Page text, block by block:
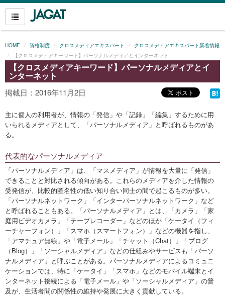
HOME 資格制度 クロスメディアエキスパート
クロスメディアエキスパート新着情報
【クロスメディアキーワード】パーソナルメディアとインターネット
【クロスメディアキーワード】パーソナルメディアとイ
ンターネット
掲載日：2016年11月2日
主に個人の利用者が、情報の「発信」や「記録」「編集」するために用
いられるメディアとして、「パーソナルメディア」と呼ばれるものがあ
る。
代表的なパーソナルメディア
「パーソナルメディア」は、「マスメディア」が情報を大量に「発信」
できることと対比される傾向がある。これらのメディアを介した情報の
受発信が、比較的匿名性の低い知り合い同士の間で起こるものが多い。
「パーソナルネットワーク」「インターパーソナルネットワーク」など
と呼ばれることもある。「パーソナルメディア」とは、「カメラ」「家
庭用ビデオカメラ」「テープレコーダー」などのほか「ケータイ（フィ
ーチャーフォン）」「スマホ（スマートフォン）」などの機器を指し、
「アマチュア無線」や「電子メール」「チャット（Chat）」「ブログ
（Blog）」「ソーシャルメディア」などの仕組みやサービスも「パーソ
ナルメディア」と呼ぶことがある。パーソナルメディアによるコミュニ
ケーションでは、特に「ケータイ」「スマホ」などのモバイル端末とイ
ンターネット接続による「電子メール」や「ソーシャルメディア」の普
及が、生活者間の関係性の維持や発展に大きく貢献している。